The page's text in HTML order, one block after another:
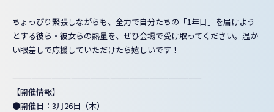
ちょっぴり緊張しながらも、全力で自分たちの「1年目」を届けよう
とする彼ら・彼女らの熱量を、ぜひ会場で受け取ってください。温か
い眼差しで応援していただけたら嬉しいです！
—————————————————————————————–
【開催情報】
●開催日： 3月26日（木）